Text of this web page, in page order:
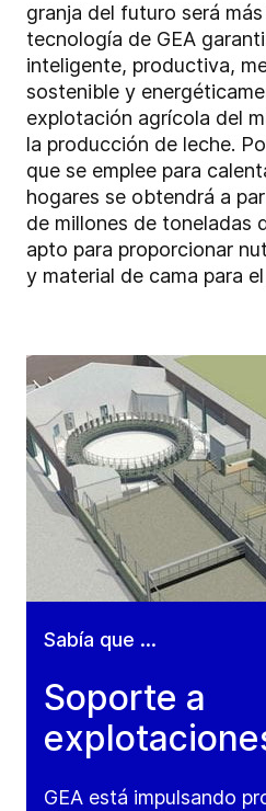
granja del futuro será
tecnología de GEA
inteligente, productiva,
sostenible y
explotación agrícola del
la producción de leche.
que se emplee para
hogares se obtendrá a
de millones de toneladas
apto para proporcionar
y material de cama para
Sabía que ...
Soporte a
GEA está impulsando